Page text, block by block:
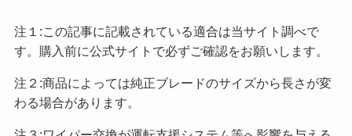
注１:この記事に記載されている適合は当サイト調べで
す。購入前に公式サイトで必ずご確認をお願いします。
注２:商品によっては純正ブレードのサイズから長さが変
わる場合があります。